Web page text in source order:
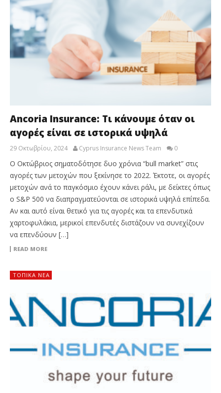
Ancoria Insurance: Τι κάνουμε όταν οι
αγορές είναι σε ιστορικά υψηλά
29 Οκτωβρίου, 2024 Cyprus Insurance News Team 0
Ο Οκτώβριος σηματοδότησε δυο χρόνια “bull market” στις
αγορές των μετοχών που ξεκίνησε το 2022. Έκτοτε, οι αγορές
μετοχών ανά το παγκόσμιο έχουν κάνει ράλι, με δείκτες όπως
ο S&P 500 να διαπραγματεύονται σε ιστορικά υψηλά επίπεδα.
Αν και αυτό είναι θετικό για τις αγορές και τα επενδυτικά
χαρτοφυλάκια, μερικοί επενδυτές διστάζουν να συνεχίζουν
να επενδύουν […]
READ MORE
ΤΟΠΙΚΑ ΝΕΑ